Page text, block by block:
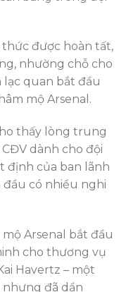
được hoàn tất,
nhường chỗ cho
lạc quan bắt đầu
mộ Arsenal.
thấy lòng trung
dành cho đội
định của ban lãnh
đầu có nhiều nghi
Arsenal bắt đầu
cho thương vụ
Havertz – một
đã dần